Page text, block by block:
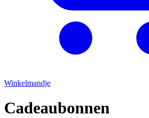
Winkelmandje
Cadeaubonnen